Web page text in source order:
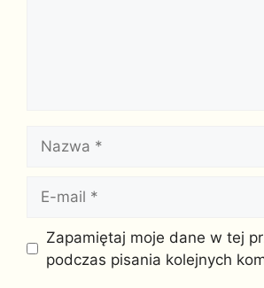
mail
Witryna
internetowa
Zapamiętaj moje dane w tej
podczas pisania kolejnych